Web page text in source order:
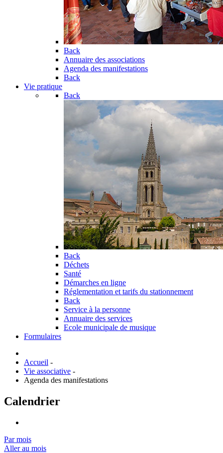
Back
Annuaire des associations
Agenda des manifestations
Back
Vie pratique
Back
Back
Déchets
Santé
Démarches en ligne
Réglementation et tarifs du stationnement
Back
Service à la personne
Annuaire des services
Ecole municipale de musique
Formulaires
Accueil -
Vie associative -
Agenda des manifestations
Calendrier
Par mois
Aller au mois